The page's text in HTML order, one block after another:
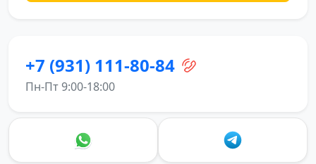
+7 (931) 111-80-84
Пн-Пт 9:00-18:00